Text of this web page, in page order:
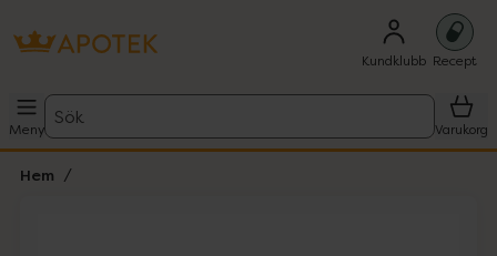
Kundklubb Recept
Meny
Sök
Varukorg
Hem